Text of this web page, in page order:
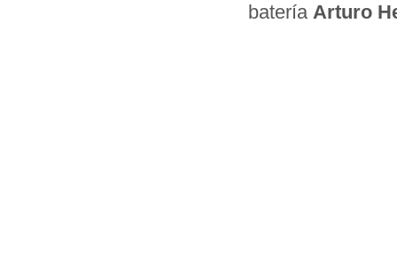
batería Arturo